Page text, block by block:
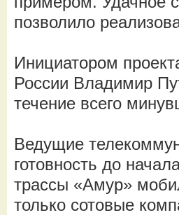
позволило
Инициатором
России Владимир
течение всего
Ведущие
готовность до
трассы «Амур»
только сотовые